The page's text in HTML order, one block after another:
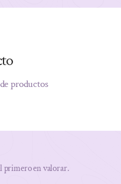
productos
primero en valorar.